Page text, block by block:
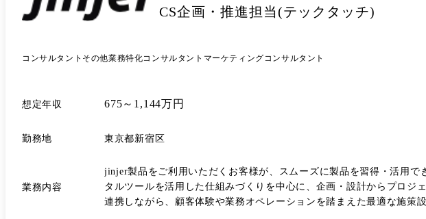
CS企画・推進担当(テックタッチ)
コンサルタント その他業務特化コンサルタント マーケティングコンサルタント
想定年収 675～1,144万円
勤務地 東京都新宿区
業務内容
jinjer製品をご利用いただくお客様が、スムーズに製品を習得・活用
タルツールを活用した仕組みづくりを中心に、企画・設計からプロ
連携しながら、顧客体験や業務オペレーションを踏まえた最適な施